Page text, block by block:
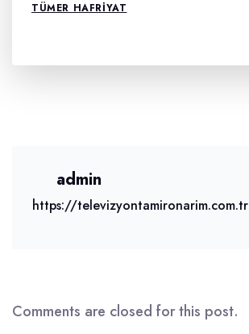
TÜMER HAFRIYAT
admin
https://televizyontamironarim.com.tr
Comments are closed for this post.